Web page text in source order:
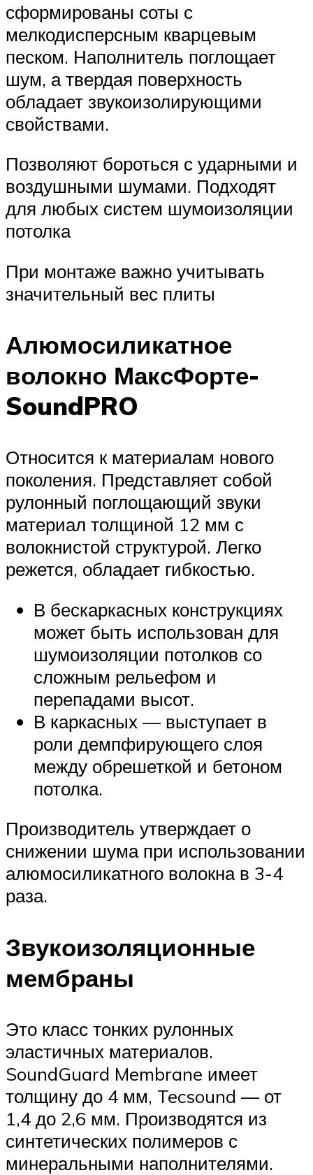
сформированы соты с
мелкодисперсным кварцевым
песком. Наполнитель поглощает
шум, а твердая поверхность
обладает звукоизолирующими
свойствами.
Позволяют бороться с ударными и
воздушными шумами. Подходят
для любых систем шумоизоляции
потолка
При монтаже важно учитывать
значительный вес плиты
Алюмосиликатное
волокно МаксФорте-
SoundPRO
Относится к материалам нового
поколения. Представляет собой
рулонный поглощающий звуки
материал толщиной 12 мм с
волокнистой структурой. Легко
режется, обладает гибкостью.
В бескаркасных конструкциях
может быть использован для
шумоизоляции потолков со
сложным рельефом и
перепадами высот.
В каркасных — выступает в
роли демпфирующего слоя
между обрешеткой и бетоном
потолка.
Производитель утверждает о
снижении шума при использовании
алюмосиликатного волокна в 3-4
раза.
Звукоизоляционные
мембраны
Это класс тонких рулонных
эластичных материалов.
SoundGuard Membrane имеет
толщину до 4 мм, Tecsound — от
1,4 до 2,6 мм. Производятся из
синтетических полимеров с
минеральными наполнителями.